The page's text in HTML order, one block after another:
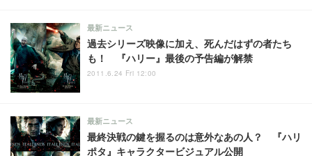
過去シリーズ映像に加え、死んだはずの者たち
も！ 『ハリー』最後の予告編が解禁
最新ニュース
2011.6.24 Fri 12:00
最終決戦の鍵を握るのは意外なあの人？ 『ハリ
ポタ』キャラクタービジュアル公開
最新ニュース